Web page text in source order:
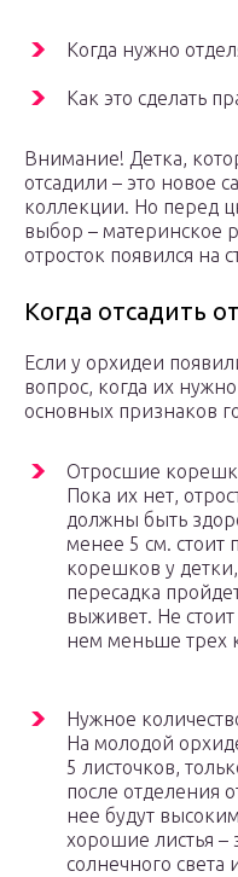
Когда нужно
Как это сделать
Внимание! Детка,
отсадили – это новое
коллекции. Но перед
выбор – материнское
отросток появился на
Когда отсадить
Если у орхидеи
вопрос, когда их
основных признаков
Отросшие
Пока их нет,
должны быть
менее 5 см. стоит
корешков у
пересадка
выживет. Не стоит
нем меньше трех
Нужное
На молодой
5 листочков,
после отделения
нее будут
хорошие листья –
солнечного света